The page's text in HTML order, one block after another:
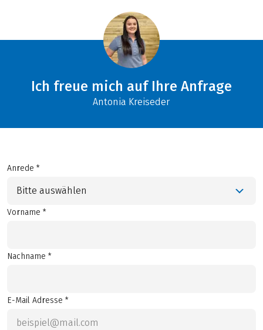
Ich freue mich auf Ihre Anfrage
Antonia Kreiseder
Anrede *
Bitte auswählen
Vorname *
Nachname *
E-Mail Adresse *